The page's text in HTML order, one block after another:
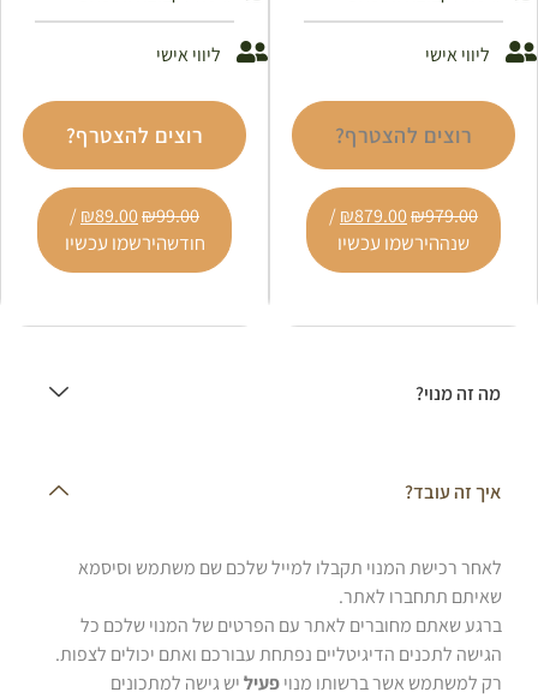
ליווי אישי
רוצים להצטרף?
₪979.00
₪879.00
/
שנההירשמו עכשיו
ליווי אישי
רוצים להצטרף?
₪99.00
₪89.00
/
חודשהירשמו עכשיו
מה זה מנוי?
איך זה עובד?
לאחר רכישת המנוי תקבלו למייל שלכם שם משתמש וסיסמא
שאיתם תתחברו לאתר.
ברגע שאתם מחוברים לאתר עם הפרטים של המנוי שלכם כל
הגישה לתכנים הדיגיטליים נפתחת עבורכם ואתם יכולים לצפות.
רק למשתמש אשר ברשותו מנויפעיליש גישה למתכונים